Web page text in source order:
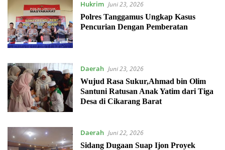
Hukrim Juni 23, 2026
Polres Tanggamus Ungkap Kasus
Pencurian Dengan Pemberatan
Daerah Juni 23, 2026
Wujud Rasa Sukur,Ahmad bin Olim
Santuni Ratusan Anak Yatim dari Tiga
Desa di Cikarang Barat
Daerah Juni 22, 2026
Sidang Dugaan Suap Ijon Proyek